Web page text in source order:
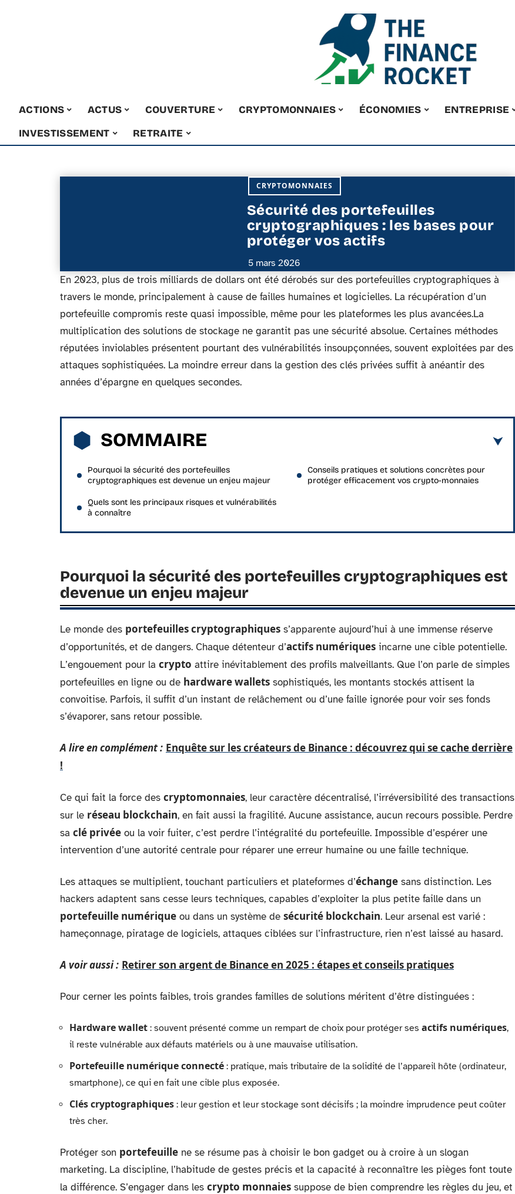
ACTIONS ACTUS COUVERTURE CRYPTOMONNAIES ÉCONOMIES ENTREPRISE
INVESTISSEMENT
RETRAITE
CRYPTOMONNAIES
Sécurité des portefeuilles
cryptographiques : les bases pour
protéger vos actifs
5 mars 2026
En 2023, plus de trois milliards de dollars ont été dérobés sur des portefeuilles cryptographiques à
travers le monde, principalement à cause de failles humaines et logicielles. La récupération d’un
portefeuille compromis reste quasi impossible, même pour les plateformes les plus avancées.La
multiplication des solutions de stockage ne garantit pas une sécurité absolue. Certaines méthodes
réputées inviolables présentent pourtant des vulnérabilités insoupçonnées, souvent exploitées par des
attaques sophistiquées. La moindre erreur dans la gestion des clés privées suffit à anéantir des
années d’épargne en quelques secondes.
SOMMAIRE
Pourquoi la sécurité des portefeuilles
cryptographiques est devenue un enjeu majeur
Quels sont les principaux risques et vulnérabilités
à connaître
Conseils pratiques et solutions concrètes pour
protéger efficacement vos crypto-monnaies
Pourquoi la sécurité des portefeuilles cryptographiques est
devenue un enjeu majeur
Le monde des portefeuilles cryptographiques s’apparente aujourd’hui à une immense réserve
d’opportunités, et de dangers. Chaque détenteur d’actifs numériques incarne une cible potentielle.
L’engouement pour la crypto attire inévitablement des profils malveillants. Que l’on parle de simples
portefeuilles en ligne ou de hardware wallets sophistiqués, les montants stockés attisent la
convoitise. Parfois, il suffit d’un instant de relâchement ou d’une faille ignorée pour voir ses fonds
s’évaporer, sans retour possible.
A lire en complément : Enquête sur les créateurs de Binance : découvrez qui se cache derrière
!
Ce qui fait la force des cryptomonnaies, leur caractère décentralisé, l’irréversibilité des transactions
sur le réseau blockchain, en fait aussi la fragilité. Aucune assistance, aucun recours possible. Perdre
sa clé privée ou la voir fuiter, c’est perdre l’intégralité du portefeuille. Impossible d’espérer une
intervention d’une autorité centrale pour réparer une erreur humaine ou une faille technique.
Les attaques se multiplient, touchant particuliers et plateformes d’échange sans distinction. Les
hackers adaptent sans cesse leurs techniques, capables d’exploiter la plus petite faille dans un
portefeuille numérique ou dans un système de sécurité blockchain. Leur arsenal est varié :
hameçonnage, piratage de logiciels, attaques ciblées sur l’infrastructure, rien n’est laissé au hasard.
A voir aussi : Retirer son argent de Binance en 2025 : étapes et conseils pratiques
Pour cerner les points faibles, trois grandes familles de solutions méritent d’être distinguées :
Hardware wallet : souvent présenté comme un rempart de choix pour protéger ses actifs numériques,
il reste vulnérable aux défauts matériels ou à une mauvaise utilisation.
Portefeuille numérique connecté : pratique, mais tributaire de la solidité de l’appareil hôte (ordinateur,
smartphone), ce qui en fait une cible plus exposée.
Clés cryptographiques : leur gestion et leur stockage sont décisifs ; la moindre imprudence peut coûter
très cher.
Protéger son portefeuille ne se résume pas à choisir le bon gadget ou à croire à un slogan
marketing. La discipline, l’habitude de gestes précis et la capacité à reconnaître les pièges font toute
la différence. S’engager dans les crypto monnaies suppose de bien comprendre les règles du jeu, et